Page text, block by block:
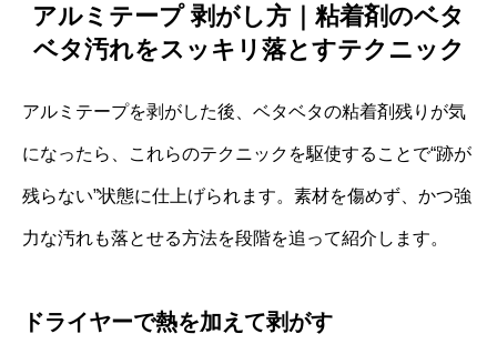
アルミテープ 剥がし方｜粘着剤のベタ
ベタ汚れをスッキリ落とすテクニック
アルミテープを剥がした後、ベタベタの粘着剤残りが気
になったら、これらのテクニックを駆使することで“跡が
残らない”状態に仕上げられます。素材を傷めず、かつ強
力な汚れも落とせる方法を段階を追って紹介します。
ドライヤーで熱を加えて剥がす